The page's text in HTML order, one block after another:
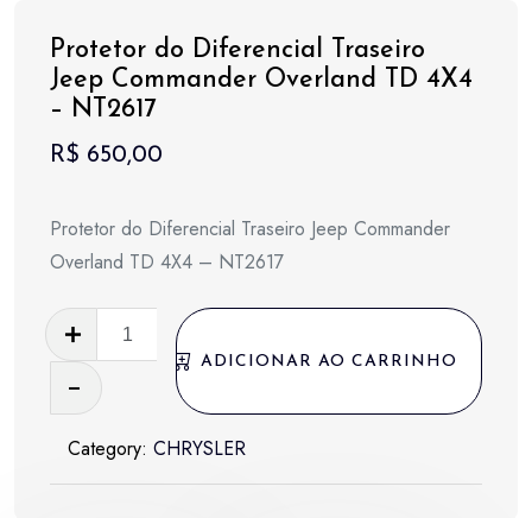
Protetor do Diferencial Traseiro
Jeep Commander Overland TD 4X4
– NT2617
R$ 650,00
Protetor do Diferencial Traseiro Jeep Commander
Overland TD 4X4 – NT2617
Protetor
do
Diferencial
Jeep
Commander
ADICIONAR AO CARRINHO
Category: CHRYSLER